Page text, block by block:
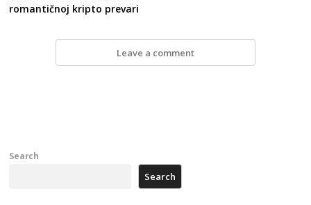
romantičnoj kripto prevari
Leave a comment
Search
Search